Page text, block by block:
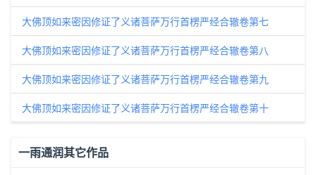
大佛顶如来密因修证了义诸菩萨万行首楞严经合辙卷第七
大佛顶如来密因修证了义诸菩萨万行首楞严经合辙卷第八
大佛顶如来密因修证了义诸菩萨万行首楞严经合辙卷第九
大佛顶如来密因修证了义诸菩萨万行首楞严经合辙卷第十
一雨通润其它作品